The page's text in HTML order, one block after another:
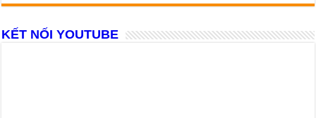
KẾT NỐI YOUTUBE